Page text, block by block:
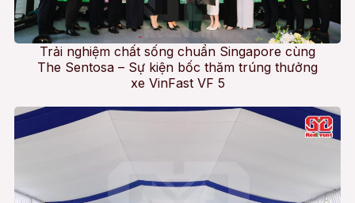
Trải nghiệm chất sống chuẩn Singapore cùng
The Sentosa – Sự kiện bốc thăm trúng thưởng
xe VinFast VF 5